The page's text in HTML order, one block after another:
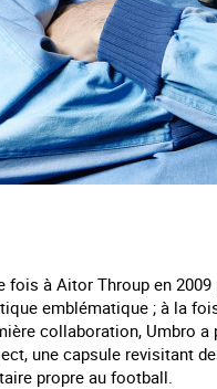
fois à Aitor Throup en
emblématique ; à la
collaboration, Umbro
une capsule revisitant
propre au football.